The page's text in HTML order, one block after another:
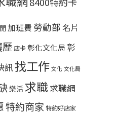
加班費 勞動部 名片
歷店卡彰化文化局彰
訊找工作 文化 文化局
樂活求職 求職網
特約商家 特約好店家